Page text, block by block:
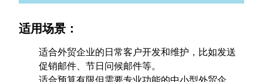
适用场景：
适合外贸企业的日常客户开发和维护，比如发送
促销邮件、节日问候邮件等。